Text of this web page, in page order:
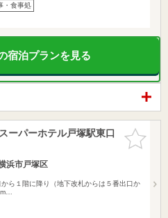
・食事処
宿泊プランを見る
お気に入
りに追加
ーパーホテル戸塚駅東口
浜市戸塚区
ら１階に降り（地下改札からは５番出口か